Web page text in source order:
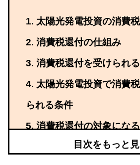
太陽光発電投資の消費
消費税還付の仕組み
消費税還付を受けられ
太陽光発電投資で消費
られる条件
消費税還付の対象にな